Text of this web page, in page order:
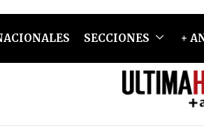
SECCIONES +